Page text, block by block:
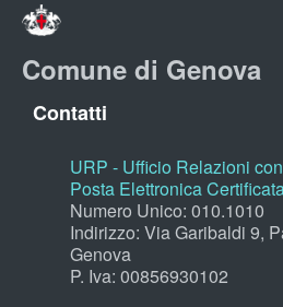
Comune di Genova
Contatti
URP - Ufficio Relazioni
Posta Elettronica
Numero Unico: 010.1010
Indirizzo: Via Garibaldi 9,
Genova
P. Iva: 00856930102